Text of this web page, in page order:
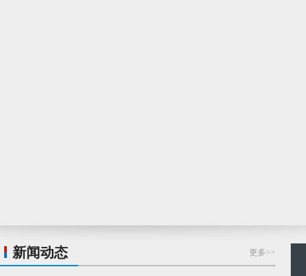
新闻动态 更多>>